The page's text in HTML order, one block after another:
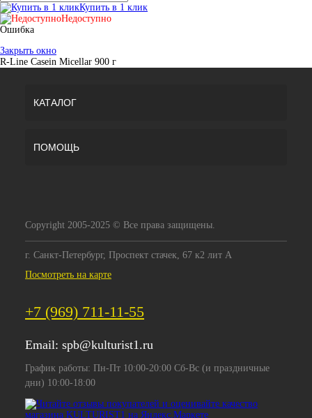
Купить в 1 клик
Недоступно
Ошибка
Закрыть окно
R-Line Casein Micellar 900 г
КАТАЛОГ
ПОМОЩЬ
Copyright 2005-2025 © Все права защищены.
г. Санкт-Петербург, Проспект стачек, 67 к2 лит А
Посмотреть на карте
+7 (969) 711-11-55
Email: spb@kulturist1.ru
График работы: Пн-Пт 10:00-20:00 Сб-Вс (и праздничные
дни) 10:00-18:00